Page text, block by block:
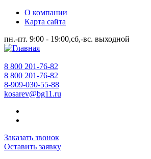
О компании
Карта сайта
пн.-пт. 9:00 - 19:00,сб,-вс. выходной
8 800 201-76-82
8 800 201-76-82
8-909-030-55-88
kosarev@bg11.ru
Заказать звонок
Оставить заявку